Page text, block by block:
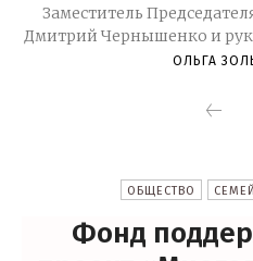
Заместитель
Дмитрий Чернышенко и
ОЛЬГА